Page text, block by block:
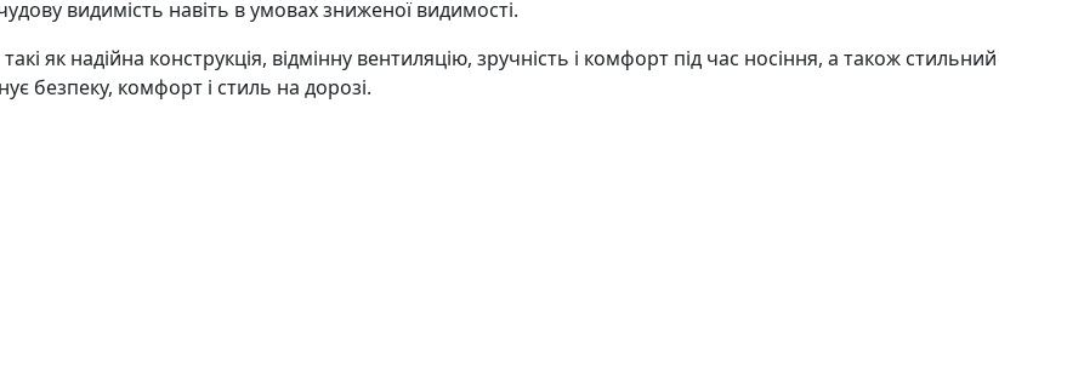
видимість навіть в умовах зниженої видимості.
як надійна конструкція, відмінну вентиляцію, зручність і комфорт під час носіння, а також стильний
безпеку, комфорт і стиль на дорозі.